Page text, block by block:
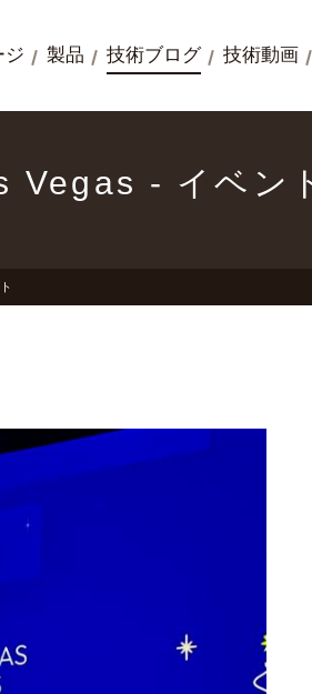
ジ 製品 技術ブログ 技術動画
- イベン